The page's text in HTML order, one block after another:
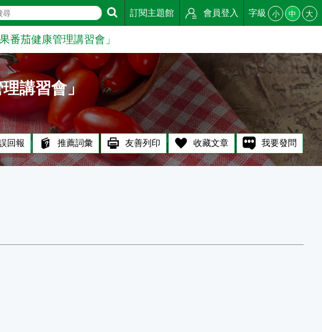
訂閱主題館 會員登入 字級 小 中 大
番茄健康管理講習會」
講習會」
回報 推薦詞彙 友善列印 收藏文章 我要發問